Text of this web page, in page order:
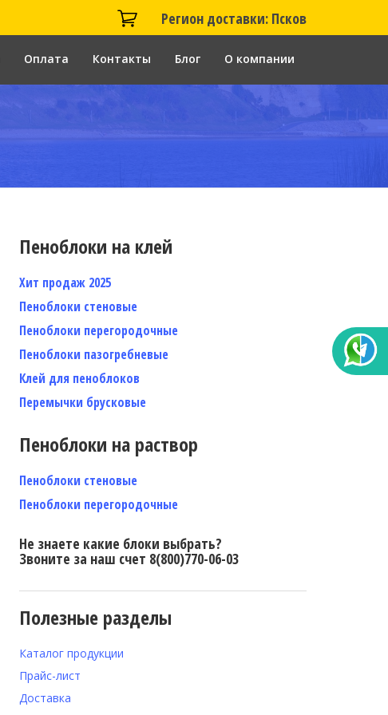
Регион доставки: Псков
Оплата Контакты Блог О компании
Пеноблоки на клей
Хит продаж 2025
Пеноблоки стеновые
Пеноблоки перегородочные
Пеноблоки пазогребневые
Клей для пеноблоков
Перемычки брусковые
Пеноблоки на раствор
Пеноблоки стеновые
Пеноблоки перегородочные
Не знаете какие блоки выбрать?
Звоните за наш счет 8(800)770-06-03
Полезные разделы
Каталог продукции
Прайс-лист
Доставка